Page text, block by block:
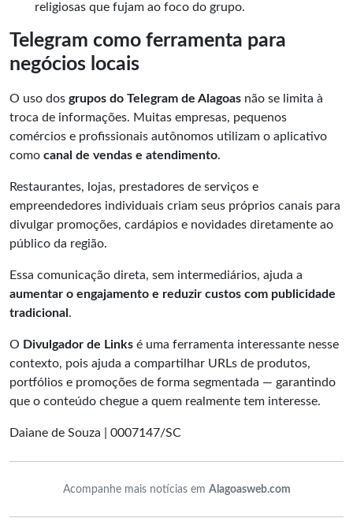
religiosas que fujam ao foco do grupo.
Telegram como ferramenta para
negócios locais
O uso dos grupos do Telegram de Alagoas não se limita à
troca de informações. Muitas empresas, pequenos
comércios e profissionais autônomos utilizam o aplicativo
como canal de vendas e atendimento.
Restaurantes, lojas, prestadores de serviços e
empreendedores individuais criam seus próprios canais para
divulgar promoções, cardápios e novidades diretamente ao
público da região.
Essa comunicação direta, sem intermediários, ajuda a
aumentar o engajamento e reduzir custos com publicidade
tradicional .
O Divulgador de Links é uma ferramenta interessante nesse
contexto, pois ajuda a compartilhar URLs de produtos,
portfólios e promoções de forma segmentada — garantindo
que o conteúdo chegue a quem realmente tem interesse.
Daiane de Souza | 0007147/SC
Acompanhe mais notícias em Alagoasweb.com